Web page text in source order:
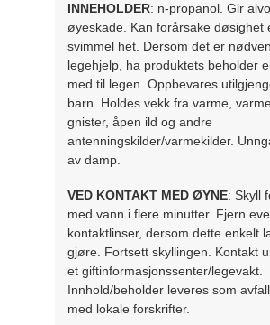
INNEHOLDER: n-propanol. Gir
øyeskade. Kan forårsake døsighet
svimmel het. Dersom det er
legehjelp, ha produktets beholder
med til legen. Oppbevares
barn. Holdes vekk fra varme,
gnister, åpen ild og andre
antenningskilder/varmekilder.
av damp.
VED KONTAKT MED ØYNE: Skyll
med vann i flere minutter. Fjern
kontaktlinser, dersom dette enkelt
gjøre. Fortsett skyllingen. Kontakt
et giftinformasjonssenter/legevakt.
Innhold/beholder leveres som
med lokale forskrifter.